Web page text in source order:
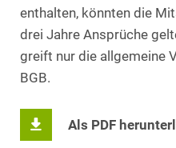
enthalten, könnten die
drei Jahre Ansprüche
greift nur die allgemeine
BGB.
Als PDF